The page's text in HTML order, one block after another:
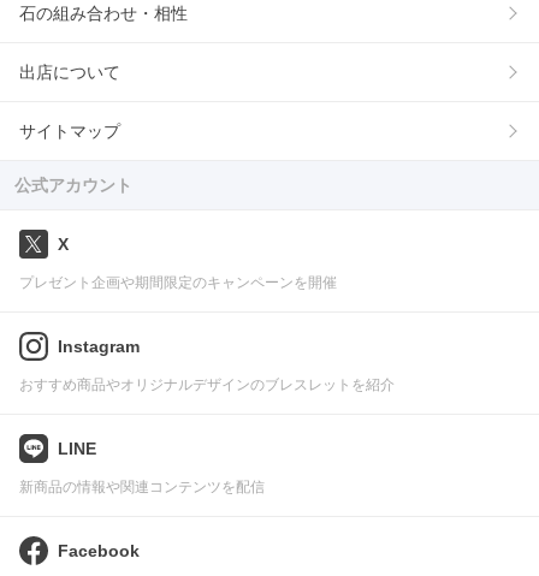
石の組み合わせ・相性
出店について
サイトマップ
公式アカウント
X
プレゼント企画や期間限定のキャンペーンを開催
Instagram
おすすめ商品やオリジナルデザインのブレスレットを紹介
LINE
新商品の情報や関連コンテンツを配信
Facebook